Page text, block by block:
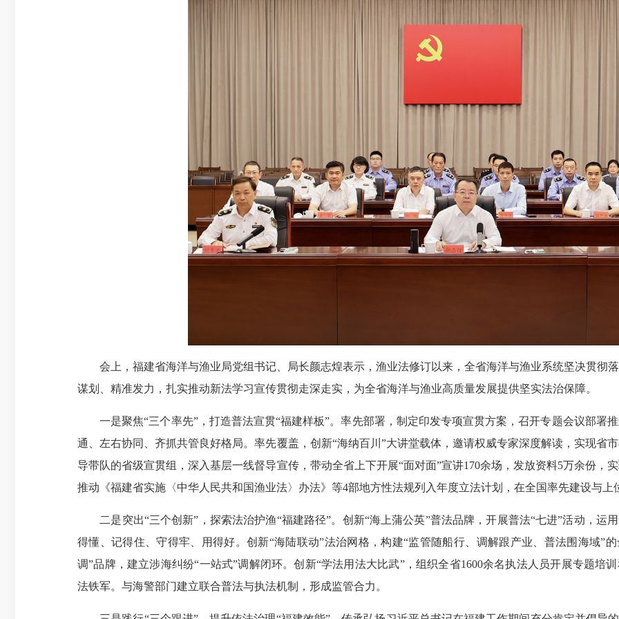
会上，福建省海洋与渔业局党组书记、局长颜志煌表示，渔业法修订以来，全省海洋与渔业系统坚决贯彻
谋划、精准发力，扎实推动新法学习宣传贯彻走深走实，为全省海洋与渔业高质量发展提供坚实法治保障。
一是聚焦“三个率先”，打造普法宣贯“福建样板”。率先部署，制定印发专项宣贯方案，召开专题会议部署
通、左右协同、齐抓共管良好格局。率先覆盖，创新“海纳百川”大讲堂载体，邀请权威专家深度解读，实现省
导带队的省级宣贯组，深入基层一线督导宣传，带动全省上下开展“面对面”宣讲170余场，发放资料5万余份，
推动《福建省实施〈中华人民共和国渔业法〉办法》等4部地方性法规列入年度立法计划，在全国率先建设与
二是突出“三个创新”，探索法治护渔“福建路径”。创新“海上蒲公英”普法品牌，开展普法“七进”活动，运
得懂、记得住、守得牢、用得好。创新“海陆联动”法治网格，构建“监管随船行、调解跟产业、普法围海域”
调”品牌，建立涉海纠纷“一站式”调解闭环。创新“学法用法大比武”，组织全省1600余名执法人员开展专题培
法铁军。与海警部门建立联合普法与执法机制，形成监管合力。